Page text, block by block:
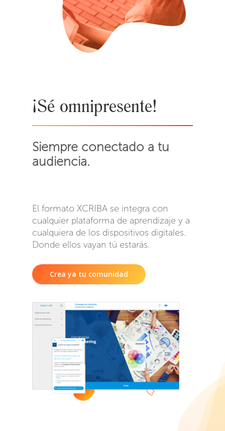
¡Sé omnipresente!
Siempre conectado a tu
audiencia.
El formato XCRIBA se integra con
cualquier plataforma de aprendizaje y a
cualquiera de los dispositivos digitales.
Donde ellos vayan tú estarás.
Crea ya tu comunidad